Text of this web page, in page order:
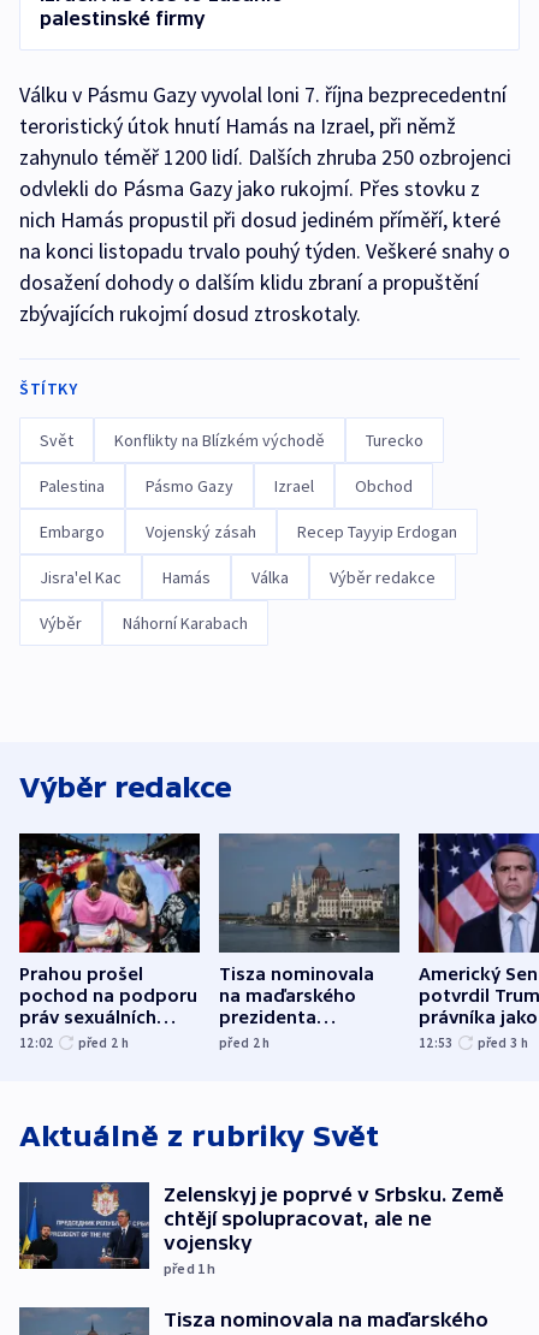
palestinské firmy
Válku v Pásmu Gazy vyvolal loni 7. října bezprecedentní
teroristický útok hnutí Hamás na Izrael, při němž
zahynulo téměř 1200 lidí. Dalších zhruba 250 ozbrojenci
odvlekli do Pásma Gazy jako rukojmí. Přes stovku z
nich Hamás propustil při dosud jediném příměří, které
na konci listopadu trvalo pouhý týden. Veškeré snahy o
dosažení dohody o dalším klidu zbraní a propuštění
zbývajících rukojmí dosud ztroskotaly.
ŠTÍTKY
Svět Konflikty na Blízkém východě Turecko
Palestina Pásmo Gazy Izrael Obchod
Embargo Vojenský zásah Recep Tayyip Erdogan
Jisra'el Kac Hamás Válka Výběr redakce
Výběr Náhorní Karabach
Výběr redakce
Prahou prošel
pochod na podporu
práv sexuálních
menšin
12:02 před 2 h
Tisza nominovala
na maďarského
prezidenta
bývalého šéfa
před 2h
Americký
potvrdil
právníka jako
ministra
12:53 před 3 h
Aktuálně z rubriky Svět
Zelenskyj je poprvé v Srbsku. Země
chtějí spolupracovat, ale ne
vojensky
před 1h
Tisza nominovala na maďarského